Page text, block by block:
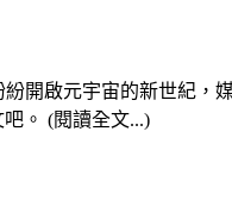
開啟元宇宙的新世紀，
。 (閱讀全文...)